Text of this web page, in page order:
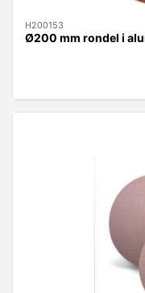
H200153
Ø200 mm rondel i